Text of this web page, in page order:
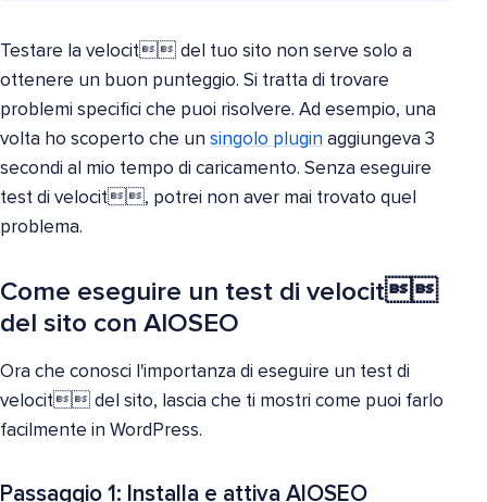
Testare la velocit del tuo sito non serve solo a
ottenere un buon punteggio. Si tratta di trovare
problemi specifici che puoi risolvere. Ad esempio, una
volta ho scoperto che un singolo plugin aggiungeva 3
secondi al mio tempo di caricamento. Senza eseguire
test di velocit, potrei non aver mai trovato quel
problema.
Come eseguire un test di velocit
del sito con AIOSEO
Ora che conosci l'importanza di eseguire un test di
velocit del sito, lascia che ti mostri come puoi farlo
facilmente in WordPress.
Passaggio 1: Installa e attiva AIOSEO